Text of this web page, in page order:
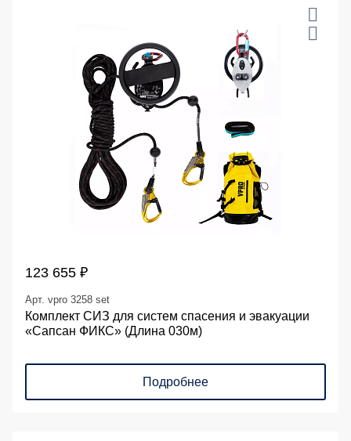
123 655 ₽
Арт. vpro 3258 set
Комплект СИЗ для систем спасения и эвакуации
«Сапсан ФИКС» (Длина 030м)
Подробнее